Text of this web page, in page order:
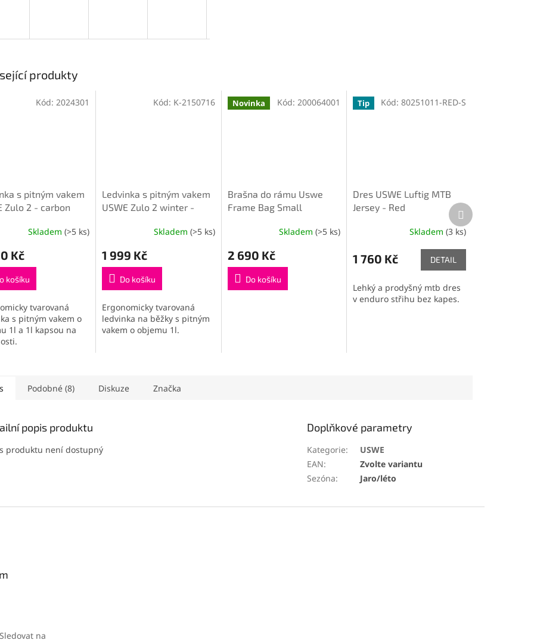
produkty
s pitným vakem
Zulo 2 - carbon
Skladem (>5 ks)
Kč
košíku
tvarovaná
s pitným vakem o
1l a 1l kapsou na
Kód: 2024301
Ledvinka s pitným vakem
USWE Zulo 2 winter -
Skladem (>5 ks)
1 999 Kč
Do košíku
Ergonomicky tvarovaná
ledvinka na běžky s pitným
vakem o objemu 1l.
Kód: K-2150716 Novinka
Brašna do rámu Uswe
Frame Bag Small
Skladem(>5 ks)
2 690 Kč
Do košíku
Kód:200064001 Tip
Dres USWE Luftig MTB
Jersey - Red
Skladem (3 ks)
1 760 Kč DETAIL
Lehký a prodyšný mtb dres
v enduro střihu bez kapes.
Kód: 80251011-RED-S
Další
produkt
Podobné (8) Diskuze Značka
popis produktu
produktu není dostupný
Doplňkové parametry
Kategorie:
USWE
EAN:
Zvolte variantu
Sezóna: Jaro/léto
Sledovat na